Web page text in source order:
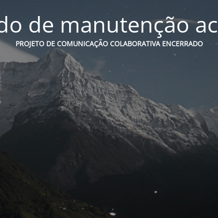
de manutenção
PROJETO DE COMUNICAÇÃO COLABORATIVA ENCERRADO